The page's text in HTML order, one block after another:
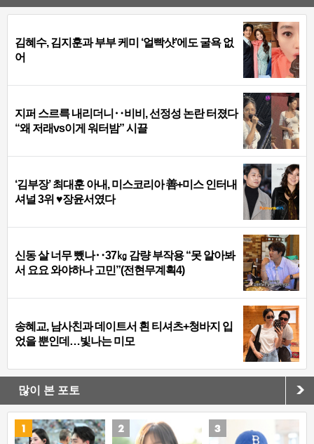
김혜수, 김지훈과 부부 케미 ‘얼빡샷’에도 굴욕 없
어
지퍼 스르륵 내리더니‥비비, 선정성 논란 터졌다
“왜 저래vs이게 워터밤” 시끌
‘김부장’ 최대훈 아내, 미스코리아 善+미스 인터내
셔널 3위 ♥장윤서였다
신동 살 너무 뺐나‥37㎏ 감량 부작용 “못 알아봐
서 요요 와야하나 고민”(전현무계획4)
송혜교, 남사친과 데이트서 흰 티셔츠+청바지 입
었을 뿐인데…빛나는 미모
많이 본 포토